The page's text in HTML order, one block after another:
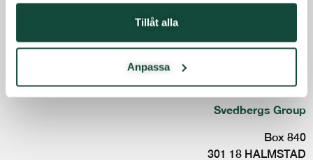
Tillåt alla
Anpassa
Svedbergs Group
Box 840
301 18 HALMSTAD